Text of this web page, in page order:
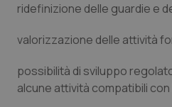
Rene & patologie
Salute orale & impianti
Sangue &
ridefinizione delle guardie e
valorizzazione delle attività
possibilità di sviluppo
alcune attività compatibili